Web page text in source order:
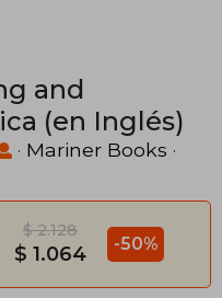
and
(en Inglés)
· Mariner Books ·
$ 2.128
$ 1.064 -50%